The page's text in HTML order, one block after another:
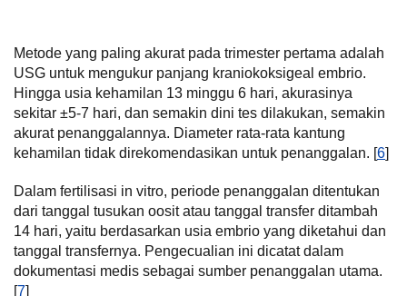
Metode yang paling akurat pada trimester pertama adalah
USG untuk mengukur panjang kraniokoksigeal embrio.
Hingga usia kehamilan 13 minggu 6 hari, akurasinya
sekitar ±5-7 hari, dan semakin dini tes dilakukan, semakin
akurat penanggalannya. Diameter rata-rata kantung
kehamilan tidak direkomendasikan untuk penanggalan. [6]
Dalam fertilisasi in vitro, periode penanggalan ditentukan
dari tanggal tusukan oosit atau tanggal transfer ditambah
14 hari, yaitu berdasarkan usia embrio yang diketahui dan
tanggal transfernya. Pengecualian ini dicatat dalam
dokumentasi medis sebagai sumber penanggalan utama.
[7]